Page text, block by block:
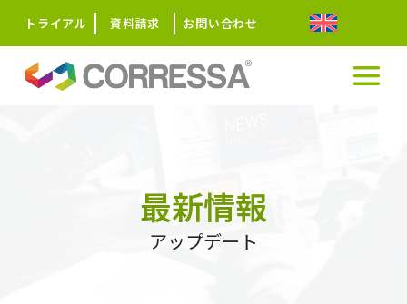
トライアル 資料請求 お問い合わせ
最新情報
アップデート